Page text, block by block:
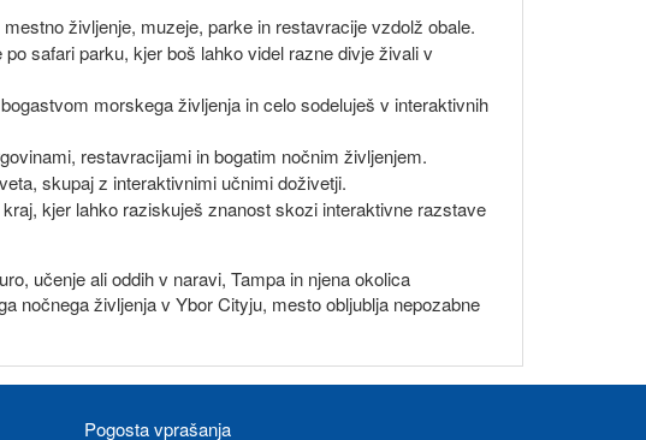
življenje, muzeje, parke in restavracije vzdolž obale.
safari parku, kjer boš lahko videl razne divje živali v
morskega življenja in celo sodeluješ v interaktivnih
restavracijami in bogatim nočnim življenjem.
skupaj z interaktivnimi učnimi doživetji.
kjer lahko raziskuješ znanost skozi interaktivne razstave
učenje ali oddih v naravi, Tampa in njena okolica
nočnega življenja v Ybor Cityju, mesto obljublja nepozabne
Pogosta vprašanja